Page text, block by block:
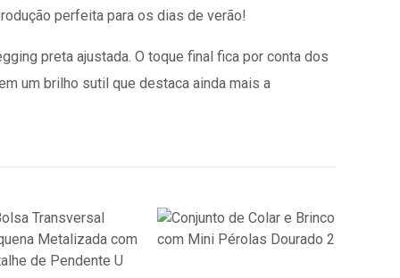
perfeita para os dias de verão!
preta ajustada. O toque final fica por conta dos
um brilho sutil que destaca ainda mais a